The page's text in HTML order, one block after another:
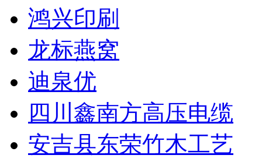
鸿兴印刷
龙标燕窝
迪泉优
四川鑫南方高压电缆
安吉县东荣竹木工艺